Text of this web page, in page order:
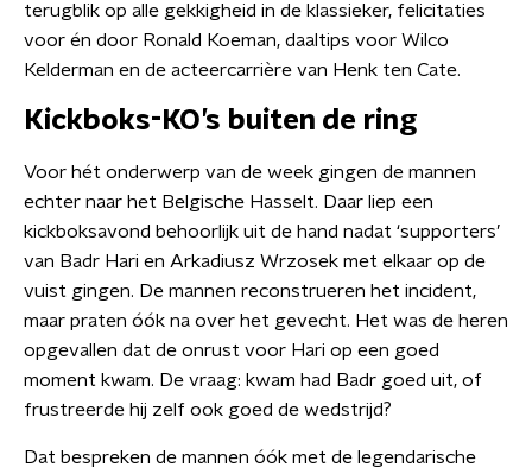
terugblik op alle gekkigheid in de klassieker, felicitaties
voor én door Ronald Koeman, daaltips voor Wilco
Kelderman en de acteercarrière van Henk ten Cate.
Kickboks-KO’s buiten de ring
Voor hét onderwerp van de week gingen de mannen
echter naar het Belgische Hasselt. Daar liep een
kickboksavond behoorlijk uit de hand nadat ‘supporters’
van Badr Hari en Arkadiusz Wrzosek met elkaar op de
vuist gingen. De mannen reconstrueren het incident,
maar praten óók na over het gevecht. Het was de heren
opgevallen dat de onrust voor Hari op een goed
moment kwam. De vraag: kwam had Badr goed uit, of
frustreerde hij zelf ook goed de wedstrijd?
Dat bespreken de mannen óók met de legendarische